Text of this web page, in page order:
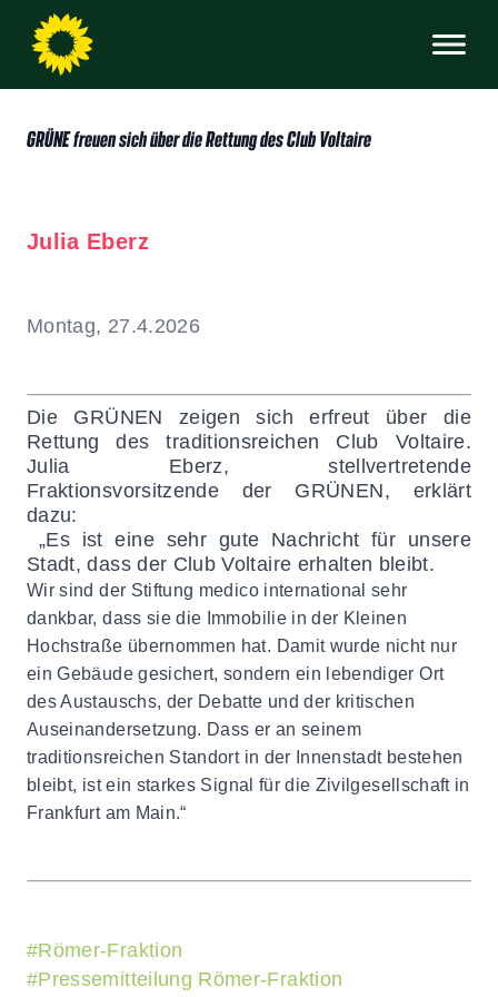
GRÜNE freuen sich über die Rettung des Club Voltaire
Julia Eberz
Montag, 27.4.2026
Die GRÜNEN zeigen sich erfreut über die
Rettung des traditionsreichen Club Voltaire.
Julia Eberz, stellvertretende
Fraktionsvorsitzende der GRÜNEN, erklärt
dazu:
„Es ist eine sehr gute Nachricht für unsere
Stadt, dass der Club Voltaire erhalten bleibt.
Wir sind der Stiftung medico international sehr
dankbar, dass sie die Immobilie in der Kleinen
Hochstraße übernommen hat. Damit wurde nicht nur
ein Gebäude gesichert, sondern ein lebendiger Ort
des Austauschs, der Debatte und der kritischen
Auseinandersetzung. Dass er an seinem
traditionsreichen Standort in der Innenstadt bestehen
bleibt, ist ein starkes Signal für die Zivilgesellschaft in
Frankfurt am Main.“
#Römer-Fraktion
#Pressemitteilung Römer-Fraktion